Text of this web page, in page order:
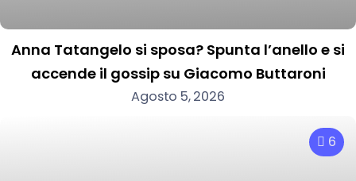
Anna Tatangelo si sposa? Spunta l’anello e si
accende il gossip su Giacomo Buttaroni
Agosto 5, 2026
6